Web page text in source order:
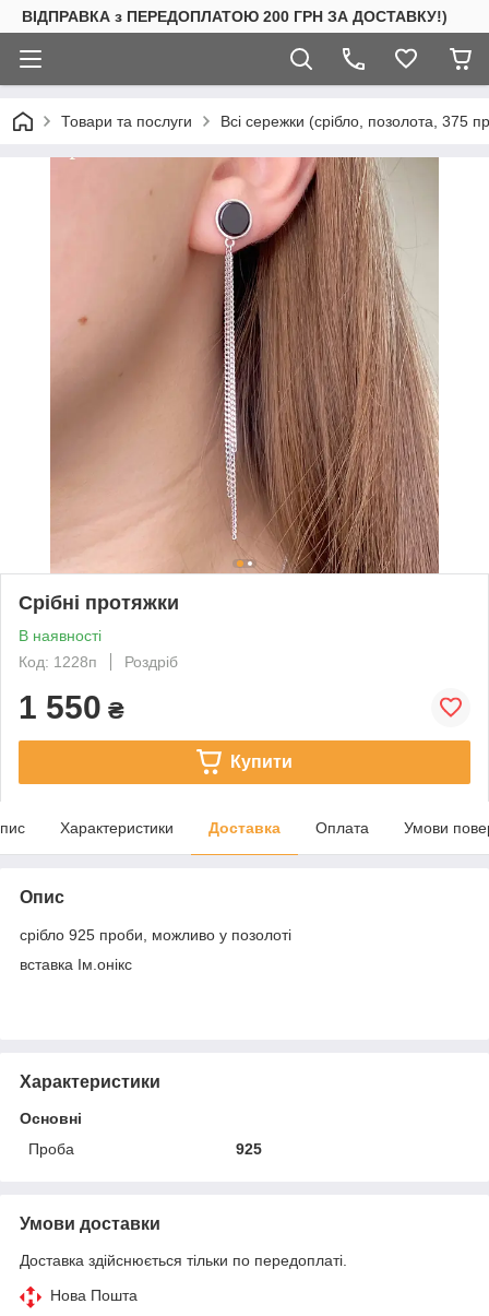
ВІДПРАВКА з ПЕРЕДОПЛАТОЮ 200 ГРН ЗА ДОСТАВКУ!)
Товари та послуги Всі сережки (срібло, позолота, 375
Срібні протяжки
В наявності
Код: 1228п
Роздріб
1 550 ₴
Купити
Характеристики Доставка Оплата Умови
Опис
срібло 925 проби, можливо у позолоті
вставка Ім.онікс
Характеристики
Основні
Проба
925
Умови доставки
Доставка здійснюється тільки по передоплаті.
Нова Пошта